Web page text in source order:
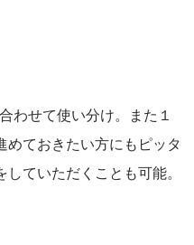
わせて使い分け。また１
ておきたい方にもピッタ
ていただくことも可能。